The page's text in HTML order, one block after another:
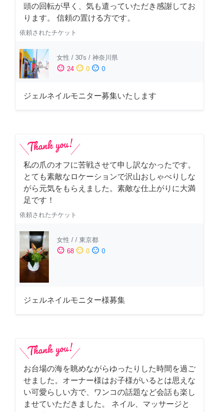
頭の回転が早く、気も遣っていただき感謝してお
ります。 信頼の置ける方です。
依頼されたチケット
女性 / 30's / 神奈川県
sentiment_satisfied 24 sentiment_neutral 0 sentiment_dissatisfied 0
ジェルネイルモニター募集いたします
私の爪のオフに苦戦させて申し訳なかったです。
とても素敵なロケーションで沢山おしゃべりしな
がら元気をもらえました。素敵な仕上がりに大満
足です！
依頼されたチケット
女性 / / 東京都
sentiment_satisfied 68 sentiment_neutral 0 sentiment_dissatisfied 0
ジェルネイルモニター様募集
お台場の海を眺めながらゆったりした時間を過ご
せました。オーナー様はお子様がいるとは思えな
い可愛らしい方で、ワンコの話題など会話も楽し
ませていただきました。 ネイル、マッサージと